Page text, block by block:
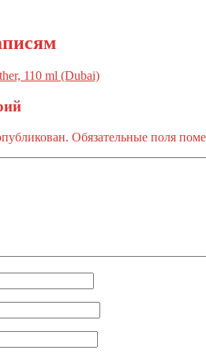
110 ml (Dubai)
Обязательные поля